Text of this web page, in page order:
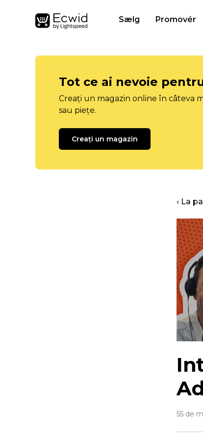
Sælg Promovér
Tot ce ai nevoie
Creați un magazin online în câteva
sau piețe.
Creați un magazin
‹ La
55 de